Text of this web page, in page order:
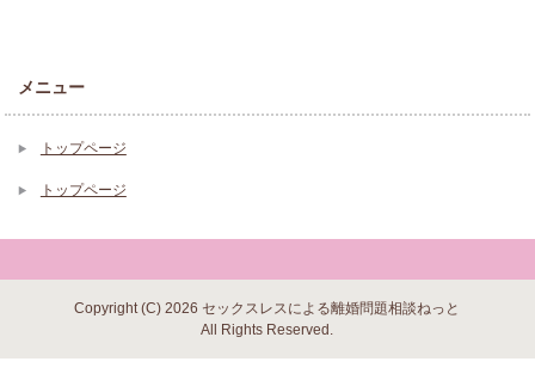
メニュー
トップページ
トップページ
Copyright (C) 2026 セックスレスによる離婚問題相談ねっと
All Rights Reserved.